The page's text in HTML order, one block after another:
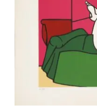
Valerio Adami